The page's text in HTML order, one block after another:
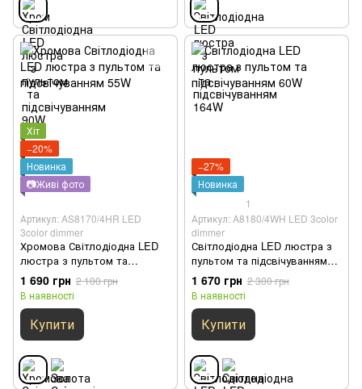
Хіт
−20%
Новинка
📷Живі фото
Артикул: AS8170/4HR LED
3color dimmer
Хромова Світлодіодна LED
люстра з пультом та
підсвічуванням 55W
1 690 грн 2 100 грн
В наявності
Купити
−27%
Новинка
1
Артикул: A8180/4WH LED 3color
dimmer
Світлодіодна LED люстра з
пультом та підсвічуванням
60W
1 670 грн 2 300 грн
В наявності
Купити